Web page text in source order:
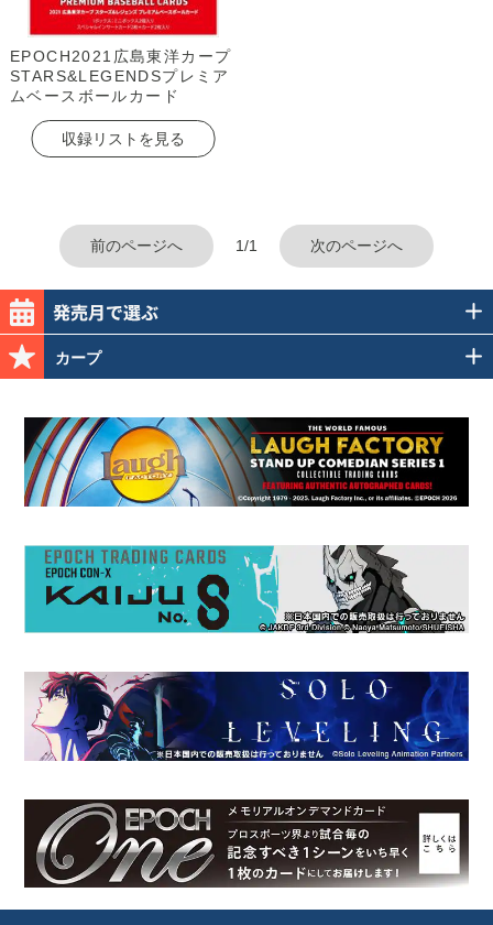
EPOCH2021広島東洋カープ
STARS&LEGENDSプレミア
ムベースボールカード
収録リストを見る
前のページへ 1/1 次のページへ
カープ